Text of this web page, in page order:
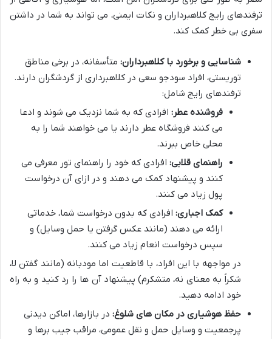
ترفندهای رایج کلاهبرداران و نکات ایمنی، می تواند به شما در داشتن
سفری بی خطر کمک کند.
شناسایی و برخورد با کلاهبرداران: متأسفانه، در برخی مناطق
توریستی، افراد سودجو سعی در کلاهبرداری از گردشگران دارند.
ترفندهای رایج شامل:
فروشنده عطر: افرادی که به شما نزدیک می شوند و ادعا
می کنند فروشگاه عطر دارند یا می خواهند شما را به
محلی خاص ببرند.
راهنمای قلابی: افرادی که خود را راهنمای تور معرفی می
کنند و پیشنهاد کمک می دهند و در ازای آن درخواست
پول زیاد می کنند.
کمک اجباری: افرادی که بدون درخواست شما، خدماتی
ارائه می دهند (مانند عکس گرفتن یا حمل وسایل) و
سپس درخواست انعام زیاد می کنند.
در مواجهه با این افراد، با قاطعیت اما مودبانه (مانند گفتن لا،
شکراً به معنای نه، متشکرم) پیشنهاد آن ها را رد کنید و به راه
خود ادامه دهید.
حفظ هوشیاری در مکان های شلوغ: در بازارها، اماکن دیدنی
پرجمعیت و وسایل حمل و نقل عمومی، مراقب جیب برها و